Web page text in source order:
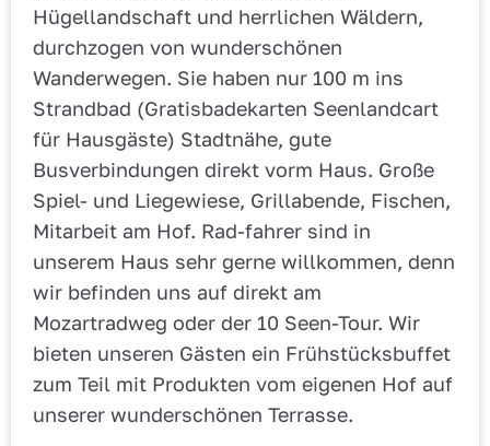
Hügellandschaft und herrlichen Wäldern,
durchzogen von wunderschönen
Wanderwegen. Sie haben nur 100 m ins
Strandbad (Gratisbadekarten Seenlandcart
für Hausgäste) Stadtnähe, gute
Busverbindungen direkt vorm Haus. Große
Spiel- und Liegewiese, Grillabende, Fischen,
Mitarbeit am Hof. Rad-fahrer sind in
unserem Haus sehr gerne willkommen, denn
wir befinden uns auf direkt am
Mozartradweg oder der 10 Seen-Tour. Wir
bieten unseren Gästen ein Frühstücksbuffet
zum Teil mit Produkten vom eigenen Hof auf
unserer wunderschönen Terrasse.